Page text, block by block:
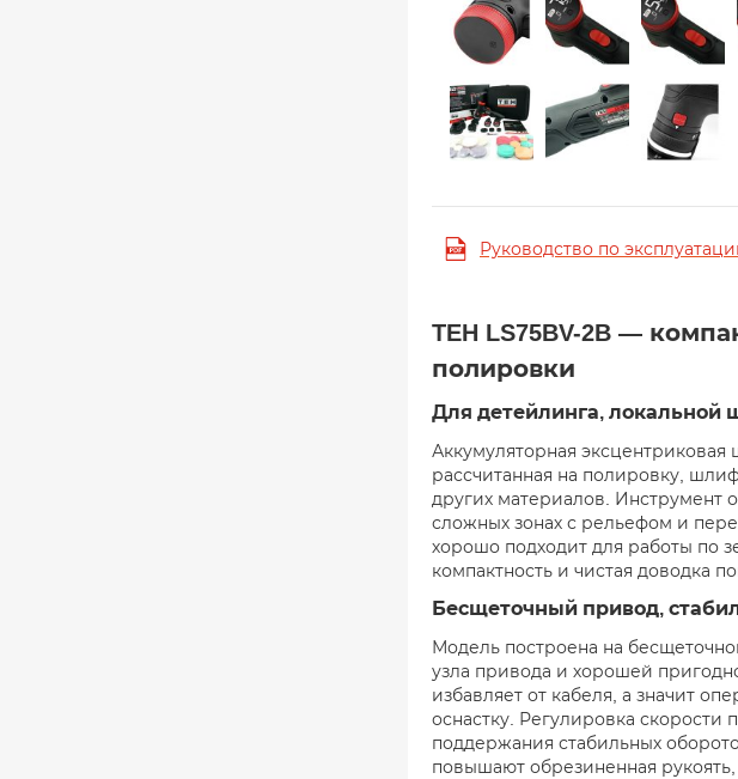
Руководство по
TEH LS75BV-2B —
полировки
Для детейлинга, локальной
Аккумуляторная
рассчитанная на полировку,
других материалов. Инструмент
сложных зонах с рельефом и
хорошо подходит для работы по
компактность и чистая доводка
Бесщеточный привод,
Модель построена на
узла привода и хорошей
избавляет от кабеля, а значит
оснастку. Регулировка
поддержания стабильных
повышают обрезиненная